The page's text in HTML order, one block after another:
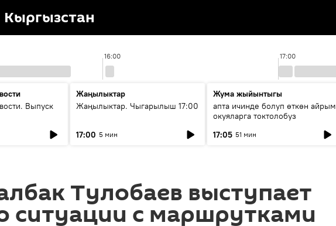
Кыргызстан
16:00 17:00
Выпуск
Жаңылыктар
Жаңылыктар. Чыгарылыш 17:00
17:00 5 мин
Жума жыйынтыгы
апта ичинде болуп өткөн айрым
окуяларга токтолобуз
17:05 51 мин
Тулобаев выступает
ситуации с маршрутками